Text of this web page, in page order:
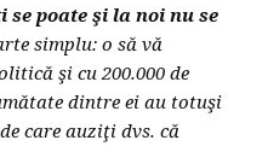
se poate şi la noi nu se
simplu: o să vă
şi cu 200.000 de
dintre ei au totuşi
care auziţi dvs. că